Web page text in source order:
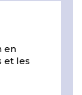
en
et les